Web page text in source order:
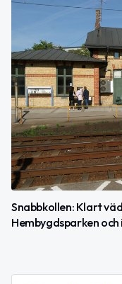
Snabbkollen: Klart
Hembygdsparken